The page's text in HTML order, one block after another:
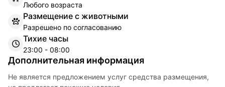
Любого возраста
Размещение с животными
Разрешено по согласованию
Тихие часы
23:00 - 08:00
Дополнительная информация
Не является предложением услуг средства размещения,